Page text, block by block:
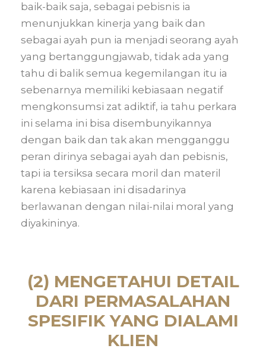
baik-baik saja, sebagai pebisnis ia
menunjukkan kinerja yang baik dan
sebagai ayah pun ia menjadi seorang ayah
yang bertanggungjawab, tidak ada yang
tahu di balik semua kegemilangan itu ia
sebenarnya memiliki kebiasaan negatif
mengkonsumsi zat adiktif, ia tahu perkara
ini selama ini bisa disembunyikannya
dengan baik dan tak akan mengganggu
peran dirinya sebagai ayah dan pebisnis,
tapi ia tersiksa secara moril dan materil
karena kebiasaan ini disadarinya
berlawanan dengan nilai-nilai moral yang
diyakininya.
(2) MENGETAHUI DETAIL
DARI PERMASALAHAN
SPESIFIK YANG DIALAMI
KLIEN